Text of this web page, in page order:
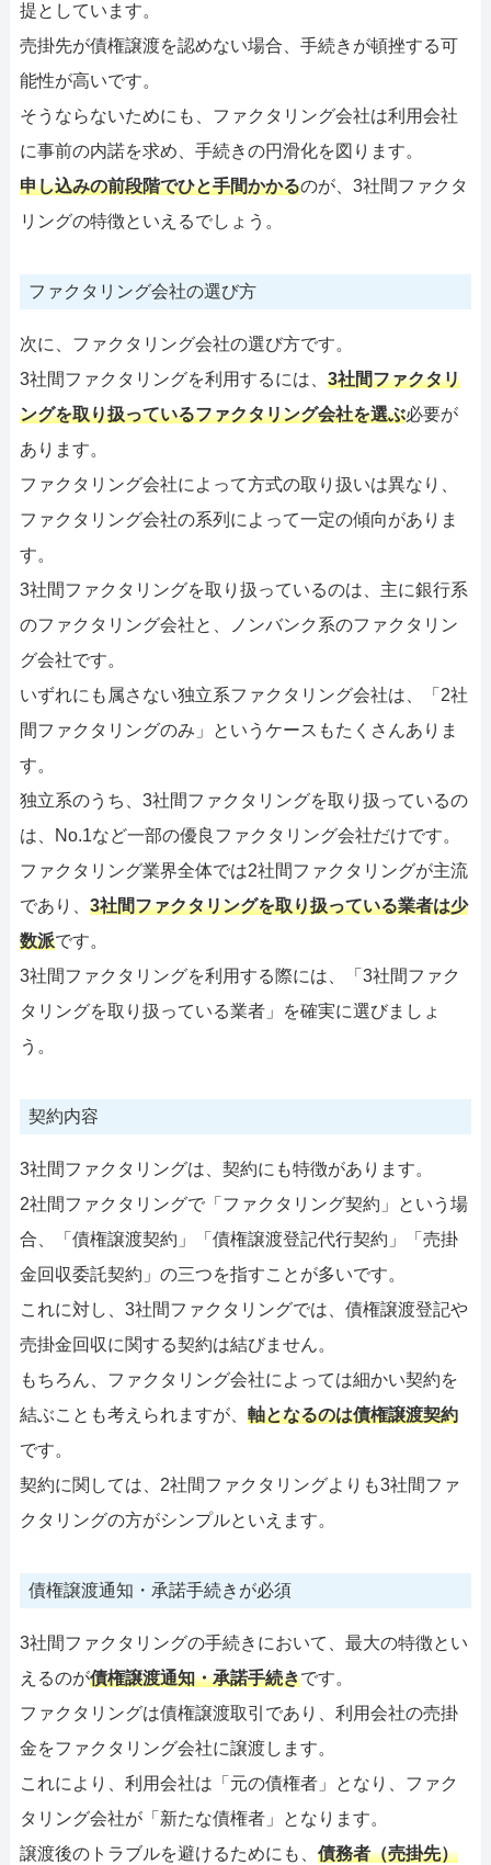
提としています。
売掛先が債権譲渡を認めない場合、手続きが頓挫する可
能性が高いです。
そうならないためにも、ファクタリング会社は利用会社
に事前の内諾を求め、手続きの円滑化を図ります。
申し込みの前段階でひと手間かかるのが、3社間ファクタ
リングの特徴といえるでしょう。
ファクタリング会社の選び方
次に、ファクタリング会社の選び方です。
3社間ファクタリングを利用するには、 3社間ファクタリ
ングを取り扱っているファクタリング会社を選ぶ必要が
あります。
ファクタリング会社によって方式の取り扱いは異なり、
ファクタリング会社の系列によって一定の傾向がありま
す。
3社間ファクタリングを取り扱っているのは、主に銀行系
のファクタリング会社と、ノンバンク系のファクタリン
グ会社です。
いずれにも属さない独立系ファクタリング会社は、「2社
間ファクタリングのみ」というケースもたくさんありま
す。
独立系のうち、3社間ファクタリングを取り扱っているの
は、No.1など一部の優良ファクタリング会社だけです。
ファクタリング業界全体では2社間ファクタリングが主流
であり、 3社間ファクタリングを取り扱っている業者は少
数派です。
3社間ファクタリングを利用する際には、「3社間ファク
タリングを取り扱っている業者」を確実に選びましょ
う。
契約内容
3社間ファクタリングは、契約にも特徴があります。
2社間ファクタリングで「ファクタリング契約」という場
合、「債権譲渡契約」「債権譲渡登記代行契約」「売掛
金回収委託契約」の三つを指すことが多いです。
これに対し、3社間ファクタリングでは、債権譲渡登記や
売掛金回収に関する契約は結びません。
もちろん、ファクタリング会社によっては細かい契約を
結ぶことも考えられますが、 軸となるのは債権譲渡契約
です。
契約に関しては、2社間ファクタリングよりも3社間ファ
クタリングの方がシンプルといえます。
債権譲渡通知・承諾手続きが必須
3社間ファクタリングの手続きにおいて、最大の特徴とい
えるのが債権譲渡通知・承諾手続きです。
ファクタリングは債権譲渡取引であり、利用会社の売掛
金をファクタリング会社に譲渡します。
これにより、利用会社は「元の債権者」となり、ファク
タリング会社が「新たな債権者」となります。
譲渡後のトラブルを避けるためにも、 債務者（売掛先）